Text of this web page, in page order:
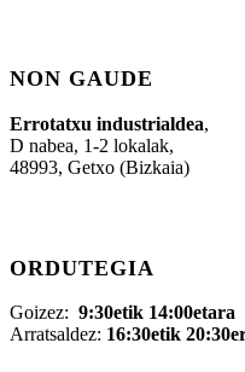
NON GAUDE
Errotatxu industrialdea,
D nabea, 1-2 lokalak,
48993, Getxo (Bizkaia)
ORDUTEGIA
Goizez: 9:30etik 14:00etara
Arratsaldez: 16:30etik